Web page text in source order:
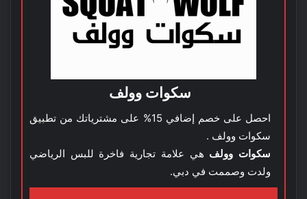
سكوات وولف
احصل على خصم إضافي 15% على مشترياتك من تطبيق
سكوات وولف .
سكوات وولف هي علامة تجارية فاخرة للبس الرياضي
ولدت وصممت في دبي.